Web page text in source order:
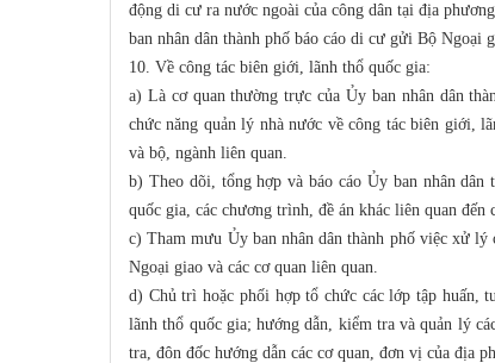
động di cư ra nước ngoài của công dân tại địa
ban nhân dân thành phố báo cáo di cư gửi Bộ Ngoại
10. Về công tác biên giới, lãnh thổ quốc gia:
a) Là cơ quan thường trực của Ủy ban nhân dân
chức năng quản lý nhà nước về công tác biên giới,
và bộ, ngành liên quan.
b) Theo dõi, tổng hợp và báo cáo Ủy ban nhân
quốc gia, các chương trình, đề án khác liên quan
c) Tham mưu Ủy ban nhân dân thành phố việc xử
Ngoại giao và các cơ quan liên quan.
d) Chủ trì hoặc phối hợp tổ chức các lớp tập huấn,
lãnh thổ quốc gia; hướng dẫn, kiểm tra và quản lý
tra, đôn đốc hướng dẫn các cơ quan, đơn vị của địa